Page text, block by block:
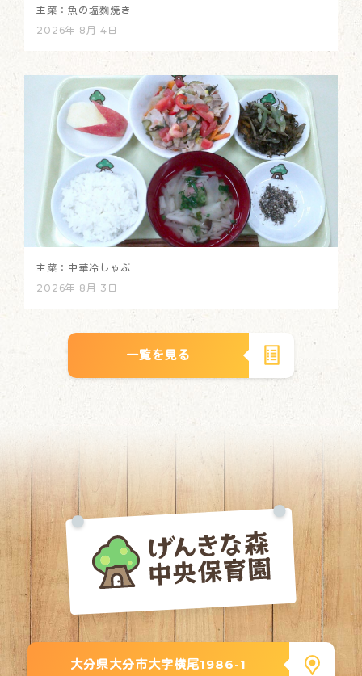
主菜：魚の塩麴焼き
2026年 8月 4日
主菜：中華冷しゃぶ
2026年 8月 3日
一覧を見る
大分県大分市大字横尾1986-1